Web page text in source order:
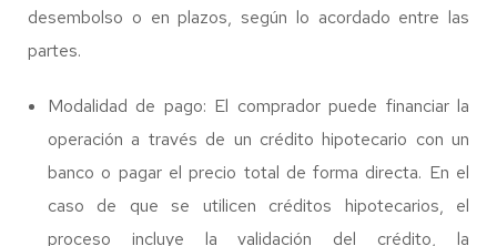
desembolso o en plazos, según lo acordado entre las
partes.
Modalidad de pago: El comprador puede financiar la
operación a través de un crédito hipotecario con un
banco o pagar el precio total de forma directa. En el
caso de que se utilicen créditos hipotecarios, el
proceso incluye la validación del crédito, la